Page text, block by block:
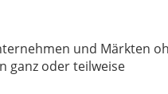
und Märkten
ganz oder teilweise